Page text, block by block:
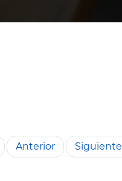
Anterior Siguiente